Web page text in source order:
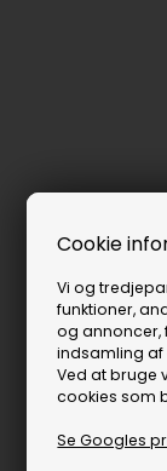
Cookie
Vi og
funktioner,
og
indsamling af
Ved at bruge
cookies som
Se Googles